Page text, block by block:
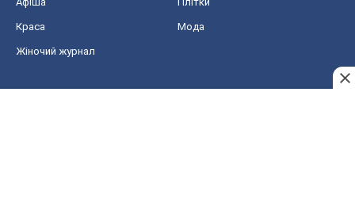
Краса Мода
Жіночий журнал